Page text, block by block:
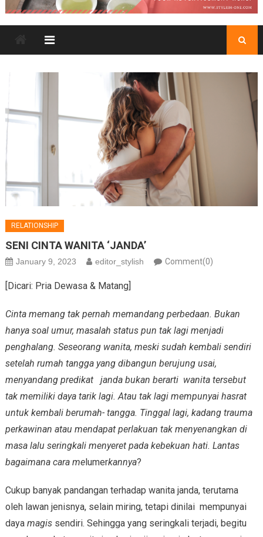
RELATIONSHIP
SENI CINTA WANITA ‘JANDA’
January 9, 2023 editor_stylish Comment(0)
[Dicari: Pria Dewasa & Matang]
Cinta memang tak pernah memandang perbedaan. Bukan
hanya soal umur, masalah status pun tak lagi menjadi
penghalang. Seseorang wanita, meski sudah kembali sendiri
setelah rumah tangga yang dibangun berujung usai,
menyandang predikat janda bukan berarti wanita tersebut
tak memiliki daya tarik lagi. Atau tak lagi mempunyai hasrat
untuk kembali berumah- tangga. Tinggal lagi, kadang trauma
perkawinan atau mendapat perlakuan tak menyenangkan di
masa lalu seringkali menyeret pada kebekuan hati. Lantas
bagaimana cara melumerkannya?
Cukup banyak pandangan terhadap wanita janda, terutama
oleh lawan jenisnya, selain miring, tetapi dinilai mempunyai
daya magis sendiri. Sehingga yang seringkali terjadi, begitu